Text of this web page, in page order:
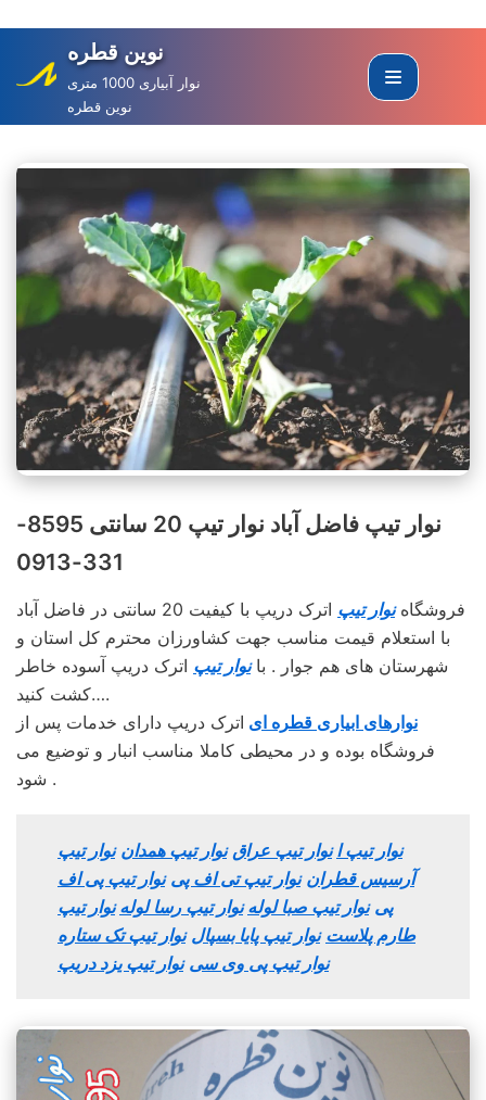
to
content
نوین قطره
نوار آبیاری 1000 متری
نوین قطره
نوار تیپ فاضل‌ آباد نوار تیپ 20 سانتی 8595-
331-0913
فروشگاهنوار تیپ
اترک دریپ با کیفیت 20 سانتی در فاضل‌ آباد
با استعلام قیمت مناسب جهت کشاورزان محترم کل استان و
شهرستان های هم جوار . بانوار تیپ اترک دریپ آسوده خاطر
کشت کنید….
نوارهای ابیاری قطره ای اترک دریپ دارای خدمات پس از
فروشگاه بوده و در محیطی کاملا مناسب انبار و توضیع می
شود .
نوار تیپ ا نوار تیپ عراق نوار تیپ همدان نوار تیپ
آرسیس قطران نوار تیپ تی اف پی نوار تیپ پی اف
پی نوار تیپ صبا لوله نوار تیپ رسا لوله نوار تیپ
طارم پلاست نوار تیپ پایا بسپال نوار تیپ تک ستاره
نوار تیپ پی وی سی نوار تیپ یزد دریپ